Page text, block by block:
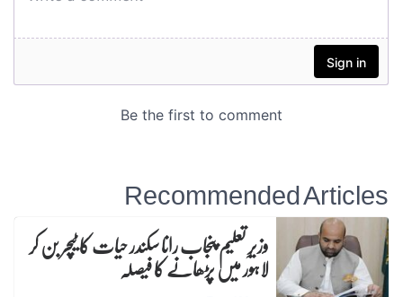
Recommended Articles
وزیرِ تعلیم پنجاب رانا سکندر حیات کا ٹیچر بن کر
لاہور میں پڑھانے کا فیصلہ